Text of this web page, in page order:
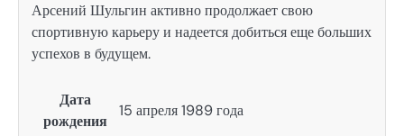
Арсений Шульгин активно продолжает свою
спортивную карьеру и надеется добиться еще больших
успехов в будущем.
Дата
рождения
15 апреля 1989 года